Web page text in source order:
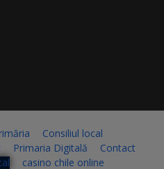
Consiliul local
Primaria Digitală
Contact
casino chile online